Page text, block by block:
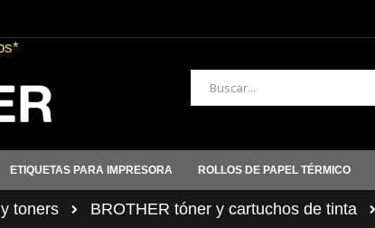
Buscar
ETIQUETAS PARA IMPRESORA ROLLOS DE PAPEL TÉRMICO
toners BROTHER tóner y cartuchos de tinta